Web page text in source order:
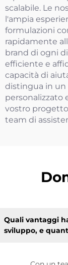
scalabile. Le
l'ampia
formulazioni
rapidamente
brand di ogni
efficiente e
capacità di
distingua in un
personalizzato
vostro
team di
Quali vantaggi
sviluppo, e